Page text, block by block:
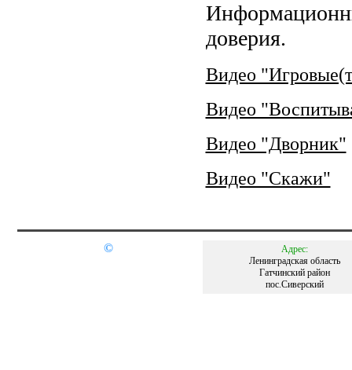
доверия.
Видео
Видео
Видео "Дворник"
Видео "Скажи"
©
Адрес:
Ленинградская область
Гатчинский район
пос.Сиверский